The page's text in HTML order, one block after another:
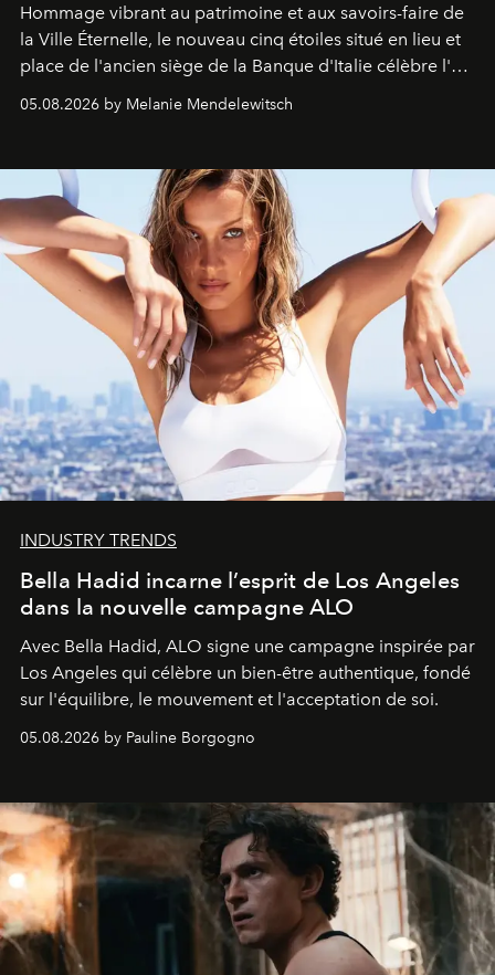
Hommage vibrant au patrimoine et aux savoirs-faire de
la Ville Éternelle, le nouveau cinq étoiles situé en lieu et
place de l'ancien siège de la Banque d'Italie célèbre l'art
de vivre Romain dans toute son élégance intemporelle.
05.08.2026 by Melanie Mendelewitsch
INDUSTRY TRENDS
Bella Hadid incarne l’esprit de Los Angeles
dans la nouvelle campagne ALO
Avec Bella Hadid, ALO signe une campagne inspirée par
Los Angeles qui célèbre un bien-être authentique, fondé
sur l'équilibre, le mouvement et l'acceptation de soi.
05.08.2026 by Pauline Borgogno